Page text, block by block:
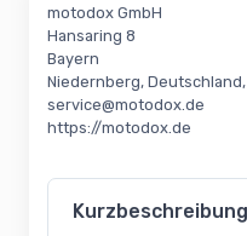
motodox GmbH
Hansaring 8
Bayern
Niedernberg,
service@motodox.de
https://motodox.de
Kurzbeschreibung